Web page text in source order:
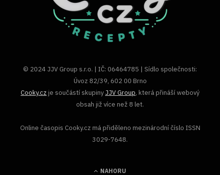
© 2024 JJV Group s.r.o. | IČ: 06464785 | Sídlo společnosti:
Úvoz 82/39, 602 00 Brno
Cooky.cz je součástí skupiny JJV Group, která přináší webový
obsah již více než 8 let.
Online časopis Cooky.cz má přiděleno mezinárodní číslo ISSN
3029-7648.
NAHORU